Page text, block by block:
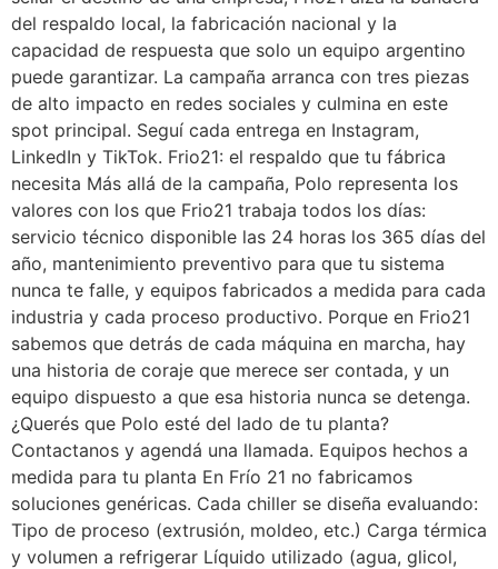
del respaldo local, la fabricación nacional y la
capacidad de respuesta que solo un equipo argentino
puede garantizar. La campaña arranca con tres piezas
de alto impacto en redes sociales y culmina en este
spot principal. Seguí cada entrega en Instagram,
LinkedIn y TikTok. Frio21: el respaldo que tu fábrica
necesita Más allá de la campaña, Polo representa los
valores con los que Frio21 trabaja todos los días:
servicio técnico disponible las 24 horas los 365 días del
año, mantenimiento preventivo para que tu sistema
nunca te falle, y equipos fabricados a medida para cada
industria y cada proceso productivo. Porque en Frio21
sabemos que detrás de cada máquina en marcha, hay
una historia de coraje que merece ser contada, y un
equipo dispuesto a que esa historia nunca se detenga.
¿Querés que Polo esté del lado de tu planta?
Contactanos y agendá una llamada. Equipos hechos a
medida para tu planta En Frío 21 no fabricamos
soluciones genéricas. Cada chiller se diseña evaluando:
Tipo de proceso (extrusión, moldeo, etc.) Carga térmica
y volumen a refrigerar Líquido utilizado (agua, glicol,